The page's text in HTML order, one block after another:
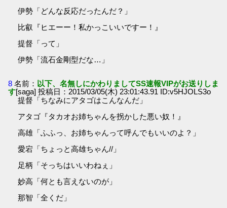
伊勢「どんな反応だったんだ？」
比叡『ヒエーー！私かっこいいですー！』
提督「って」
伊勢「流石金剛型だな…」
8 名前： 以下、名無しにかわりましてSS速報VIPがお送りしま
す[saga] 投稿日：2015/03/05(木) 23:01:43.91 ID:v5HJOLS3o
提督「ちなみにアタゴはこんなんだ」
アタゴ『タカオお姉ちゃんを拐かした悪い奴！』
高雄「ふふっ、お姉ちゃんって呼んでもいいのよ？」
愛宕「ちょっと高雄ちゃん//」
足柄「そっちはいいわねぇ」
妙高「何とも言えないのが」
那智「全くだ」